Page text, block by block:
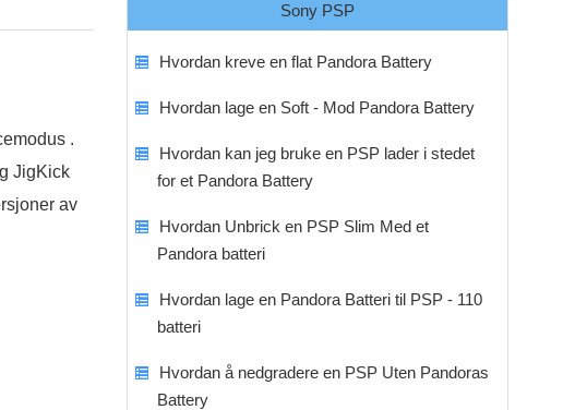
.
JigKick
av
Sony PSP
Hvordan kreve en flat Pandora Battery
Hvordan lage en Soft - Mod Pandora Battery
Hvordan kan jeg bruke en PSP lader i stedet
for et Pandora Battery
Hvordan Unbrick en PSP Slim Med et
Pandora batteri
Hvordan lage en Pandora Batteri til PSP - 110
batteri
Hvordan å nedgradere en PSP Uten Pandoras
Battery